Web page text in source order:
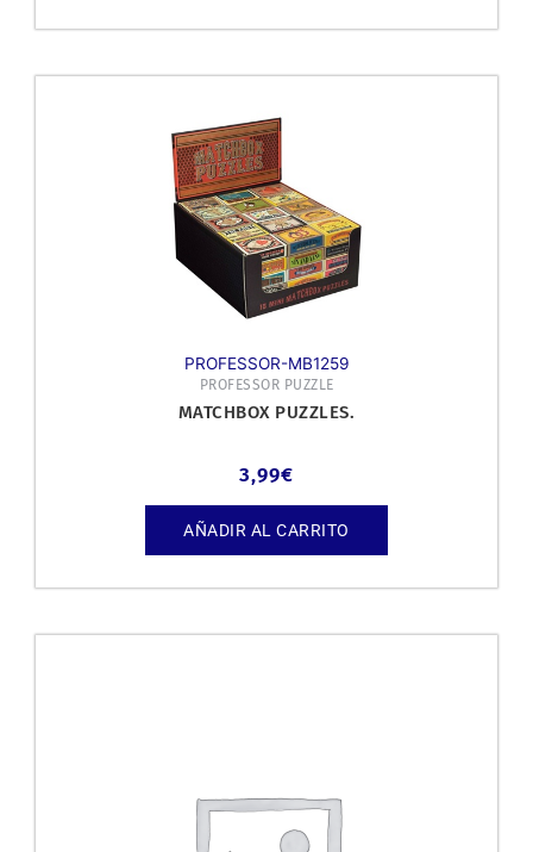
PROFESSOR-MB1259
PROFESSOR PUZZLE
MATCHBOX PUZZLES.
3,99€
AÑADIR AL CARRITO